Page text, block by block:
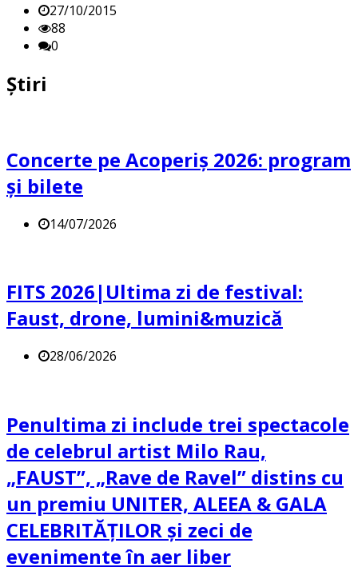
27/10/2015
88
0
Știri
Concerte pe Acoperiș 2026: program
și bilete
14/07/2026
FITS 2026|Ultima zi de festival:
Faust, drone, lumini&muzică
28/06/2026
Penultima zi include trei spectacole
de celebrul artist Milo Rau,
„FAUST”, „Rave de Ravel” distins cu
un premiu UNITER, ALEEA & GALA
CELEBRITĂȚILOR și zeci de
evenimente în aer liber